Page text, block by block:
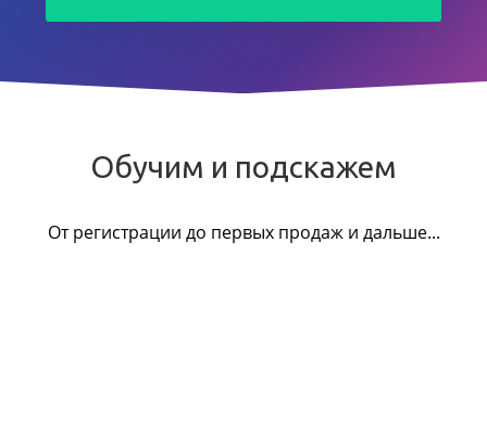
Обучим и подскажем
От регистрации до первых продаж и дальше...